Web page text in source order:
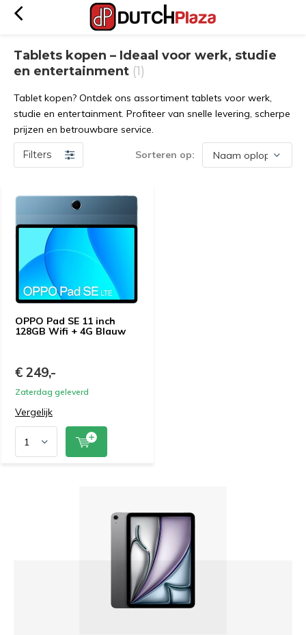
Tablets kopen – Ideaal voor werk, studie
en entertainment (1)
Tablet kopen? Ontdek ons assortiment tablets voor werk,
studie en entertainment. Profiteer van snelle levering, scherpe
prijzen en betrouwbare service.
Filters Sorteren op:
OPPO Pad SE 11 inch
128GB Wifi + 4G Blauw
€ 249,-
Zaterdag geleverd
Vergelijk